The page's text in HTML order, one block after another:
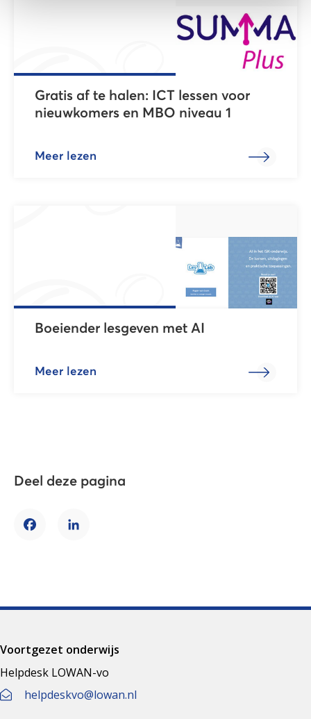
Gratis af te halen: ICT lessen voor
nieuwkomers en MBO niveau 1
Meer lezen
Boeiender lesgeven met AI
Meer lezen
Deel deze pagina
FacebookLinkedIn
Voortgezet onderwijs
Helpdesk LOWAN-vo
helpdeskvo@lowan.nl